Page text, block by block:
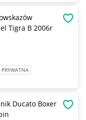
Tigra B 2006r
PRYWATNA
Ducato Boxer